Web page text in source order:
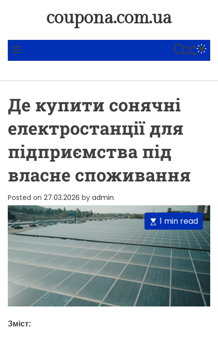
c
coupona.com.ua
S
W
C
SHUFFLE
S
E
C
M
Де купити сонячні
електростанції для
підприємства під
власне споживання
Posted on 27.03.2026 by admin
E
s
t
i
m
a
t
e
1 min read
Зміст: